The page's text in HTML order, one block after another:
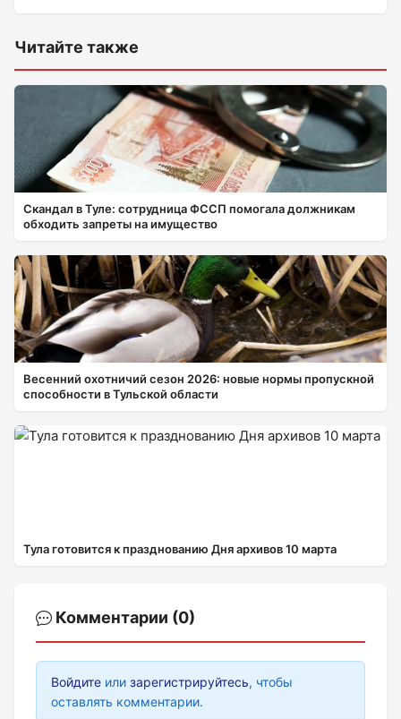
Читайте также
Скандал в Туле: сотрудница ФССП помогала должникам
обходить запреты на имущество
Весенний охотничий сезон 2026: новые нормы пропускной
способности в Тульской области
Тула готовится к празднованию Дня архивов 10 марта
Комментарии (0)
Войдите или зарегистрируйтесь, чтобы
оставлять комментарии.